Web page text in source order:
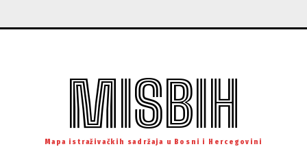
MISBIH
Mapa istraživačkih sadržaja u Bosni i Hercegovini